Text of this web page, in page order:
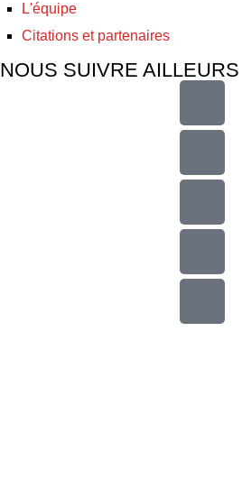
L'équipe
Citations et partenaires
NOUS SUIVRE AILLEURS